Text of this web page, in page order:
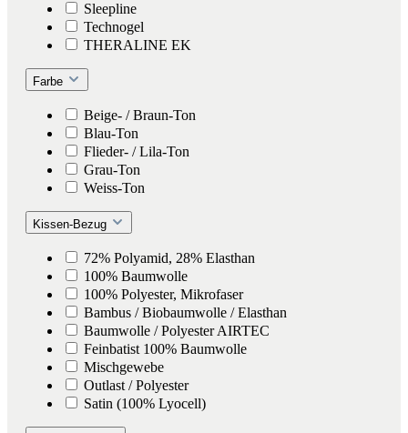
Sleepline
Technogel
THERALINE EK
Farbe
Beige- / Braun-Ton
Blau-Ton
Flieder- / Lila-Ton
Grau-Ton
Weiss-Ton
Kissen-Bezug
72% Polyamid, 28% Elasthan
100% Baumwolle
100% Polyester, Mikrofaser
Bambus / Biobaumwolle / Elasthan
Baumwolle / Polyester AIRTEC
Feinbatist 100% Baumwolle
Mischgewebe
Outlast / Polyester
Satin (100% Lyocell)